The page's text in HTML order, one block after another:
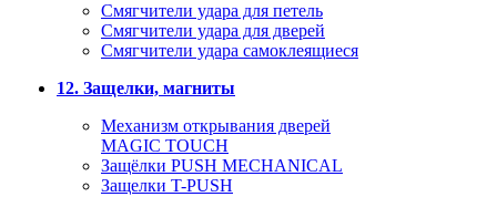
Смягчители удара для петель
Смягчители удара для дверей
Cмягчители удара самоклеящиеся
12. Защелки, магниты
Механизм открывания дверей
MAGIC TOUCH
Защёлки PUSH MECHANICAL
Защелки T-PUSH